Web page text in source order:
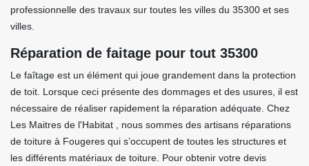
professionnelle des travaux sur toutes les villes du 35300 et ses
villes.
Réparation de faitage pour tout 35300
Le faîtage est un élément qui joue grandement dans la protection
de toit. Lorsque ceci présente des dommages et des usures, il est
nécessaire de réaliser rapidement la réparation adéquate. Chez
Les Maitres de l'Habitat , nous sommes des artisans réparations
de toiture à Fougeres qui s’occupent de toutes les structures et
les différents matériaux de toiture. Pour obtenir votre devis